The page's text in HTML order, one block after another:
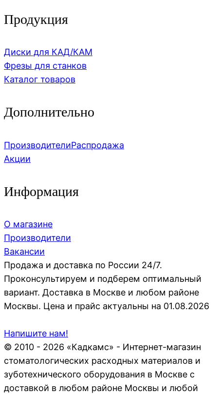
Продукция
Диски для КАД/КАМ
Фрезы для станков
Каталог товаров
Дополнительно
ПроизводителиРаспродажа
Акции
Информация
О магазине
Производители
Вакансии
Продажа и доставка по России 24/7.
Проконсультируем и подберем оптимальный
вариант. Доставка в Москве и любом районе
Москвы. Цена и прайс актуальны на 01.08.2026
Напишите нам!
© 2010 - 2026 «Кадкамс» - Интернет-магазин
стоматологических расходных материалов и
зуботехнического оборудования в Москве с
доставкой в любом районе Москвы и любой